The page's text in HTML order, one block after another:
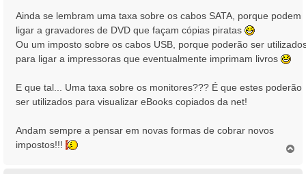
Ainda se lembram uma taxa sobre os cabos SATA, porque podem
ligar a gravadores de DVD que façam cópias piratas
Ou um imposto sobre os cabos USB, porque poderão ser
para ligar a impressoras que eventualmente imprimam livros
E que tal... Uma taxa sobre os monitores??? É que estes poderão
ser utilizados para visualizar eBooks copiados da net!
Andam sempre a pensar em novas formas de cobrar novos
impostos!!!